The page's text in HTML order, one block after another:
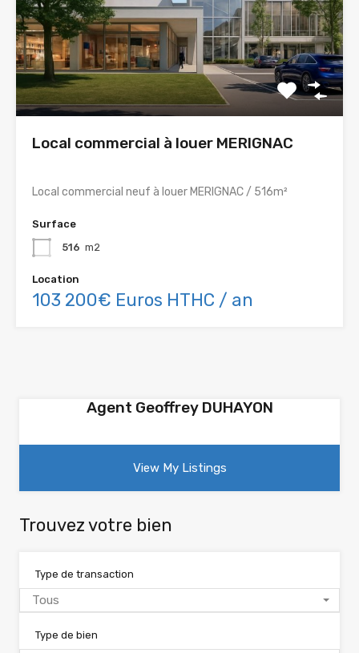
Local commercial à louer MERIGNAC
Local commercial neuf à louer MERIGNAC / 516m²
Surface
516 m2
Location
103 200€ Euros HTHC / an
Agent Geoffrey DUHAYON
View My Listings
Trouvez votre bien
Type de transaction
Tous
Type de bien